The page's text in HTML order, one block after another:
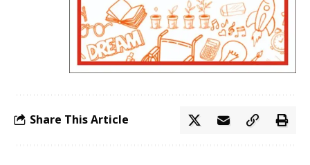
Share This Article